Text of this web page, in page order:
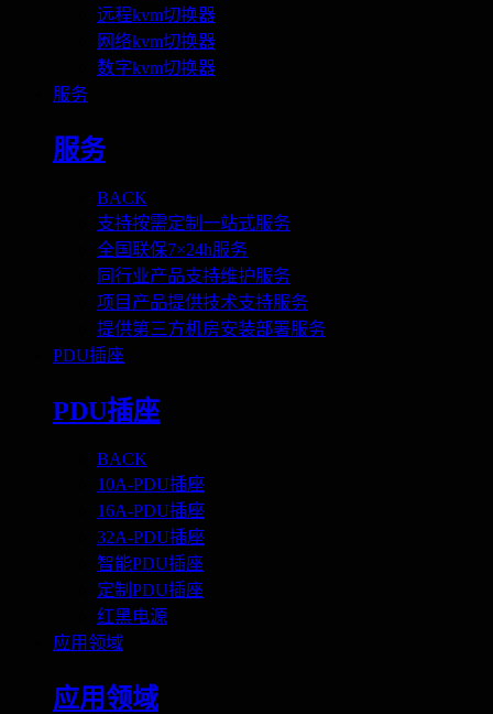
远程kvm切换器
网络kvm切换器
数字kvm切换器
服务
服务
BACK
支持按需定制一站式服务
全国联保7×24h服务
同行业产品支持维护服务
项目产品提供技术支持服务
提供第三方机房安装部署服务
PDU插座
PDU插座
BACK
10A-PDU插座
16A-PDU插座
32A-PDU插座
智能PDU插座
定制PDU插座
红黑电源
应用领域
应用领域